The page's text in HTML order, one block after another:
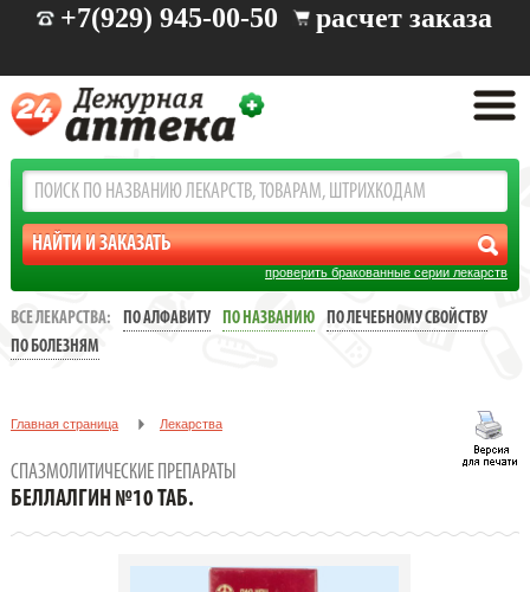
+7(929) 945-00-50 расчет заказа
проверить бракованные серии лекарств
ВСЕ ЛЕКАРСТВА: ПО АЛФАВИТУ ПО НАЗВАНИЮ
ПО ЛЕЧЕБНОМУ СВОЙСТВУ
ПО БОЛЕЗНЯМ
Главная страница Лекарства
СПАЗМОЛИТИЧЕСКИЕ ПРЕПАРАТЫ
БЕЛЛАЛГИН №10 ТАБ.